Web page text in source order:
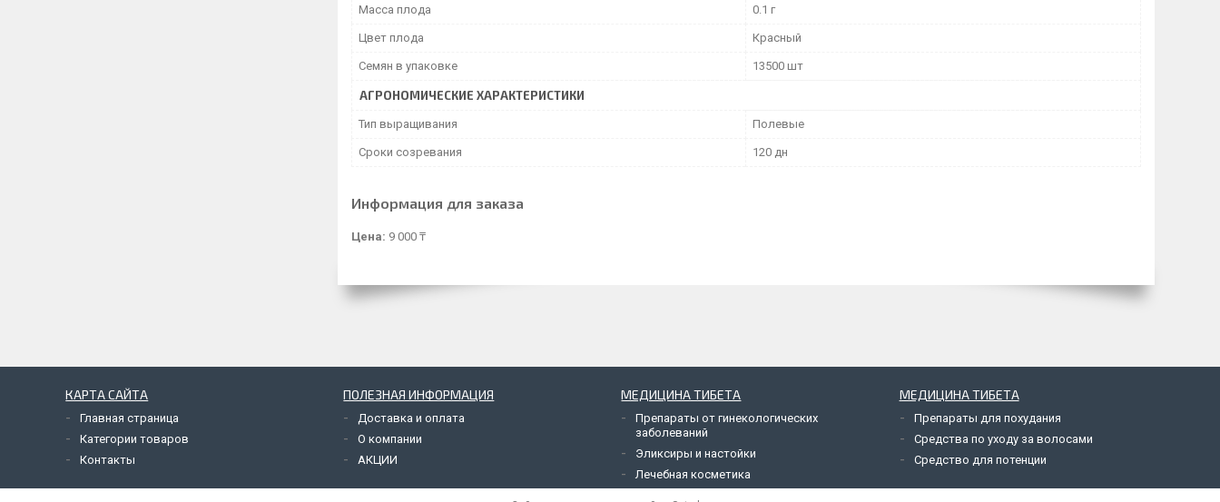
Масса плода 0.1 г
Цвет плода Красный
Семян в упаковке 13500 шт
АГРОНОМИЧЕСКИЕ ХАРАКТЕРИСТИКИ
Тип выращивания Полевые
Сроки созревания 120 дн
Информация для заказа
Цена: 9 000 ₸
КАРТА САЙТА
Главная страница
Категории товаров
Контакты
ПОЛЕЗНАЯ ИНФОРМАЦИЯ
Доставка и оплата
О компании
АКЦИИ
МЕДИЦИНА ТИБЕТА
Препараты от гинекологических
заболеваний
Эликсиры и настойки
Лечебная косметика
МЕДИЦИНА ТИБЕТА
Препараты для похудания
Средства по уходу за волосами
Средство для потенции